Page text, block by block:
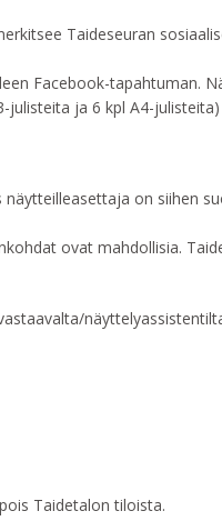
Taideseuran
Facebook-tapahtuman.
ja 6 kpl A4-
on siihen
ovat mahdollisia.
Taidetalon tiloista.